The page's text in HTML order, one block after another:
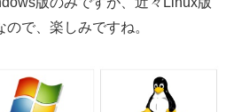
で、楽しみですね。